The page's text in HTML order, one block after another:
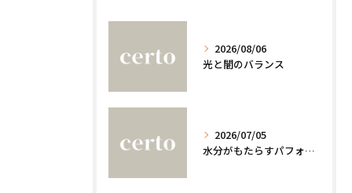
2026/08/06
光と闇のバランス
2026/07/05
水分がもたらすパフォーマンスへの影響